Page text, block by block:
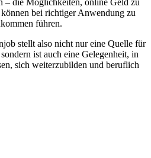
– die Möglichkeiten, online Geld zu
bei richtiger Anwendung zu
führen.
stellt also nicht nur eine Quelle für
ist auch eine Gelegenheit, in
sich weiterzubilden und beruflich